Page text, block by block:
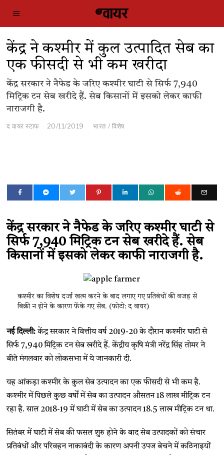
केंद्र ने कश्मीर में कुल उत्पादित सेब का
एक फीसदी से भी कम खरीदा
केंद्र सरकार ने नैफेड के जरिए कश्मीर घाटी से सिर्फ 7,940
मिट्रिक टन सेब खरीदे हैं. सेब किसानों में इसको लेकर काफी
नाराजगी है.
द वायर स्टाफ 20/11/2019 भारत / विशेष
केंद्र सरकार ने नैफेड के जरिए कश्मीर घाटी से
सिर्फ 7,940 मिट्रिक टन सेब खरीदे हैं. सेब
किसानों में इसको लेकर काफी नाराजगी है.
कश्मीर का विशेष दर्जा खत्म करने के बाद लगाए गए प्रतिबंधों की वजह से
बिक्री न होने के कारण फेंके गए सेब. (फोटो: द वायर)
नई दिल्ली:केंद्र सरकार ने वित्तीय वर्ष 2019-20 के दौरान कश्मीर घाटी से
सिर्फ 7,940 मिट्रिक टन सेब खरीदे हैं. केंद्रीय कृषि मंत्री नरेंद्र सिंह तोमर ने
बीते मंगलवार को लोकसभा में ये जानकारी दी.
यह आंकड़ा कश्मीर के कुल सेब उत्पादन का एक फीसदी से भी कम है.
कश्मीर में पिछले कुछ वर्षों में सेब का उत्पादन औसतन 18 लाख मीट्रिक टन
रहा है. साल 2018-19 में घाटी में सेब का उत्पादन 18.5 लाख मीट्रिक टन था.
सितंबर में घाटी में सेब की फसल शुरु होने के बाद सेब उत्पादकों को संचार
प्रतिबंधों और परिवहन नाकाबंदी के कारण अपनी उपज बेचने में कठिनाइयों